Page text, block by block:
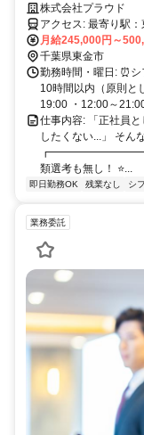
ありで未経験から高収入
株式会社プラウド
アクセス: 最
月給245,000円～
千葉県東金市
勤務時間・曜日: ⏰
10時間以内（原則と
19:00 ・12:00～
仕事内容: 「正社員
したくない...」 そん
類選考も無し！ ⭐...
即日勤務OK 残業なし シ
業務委託